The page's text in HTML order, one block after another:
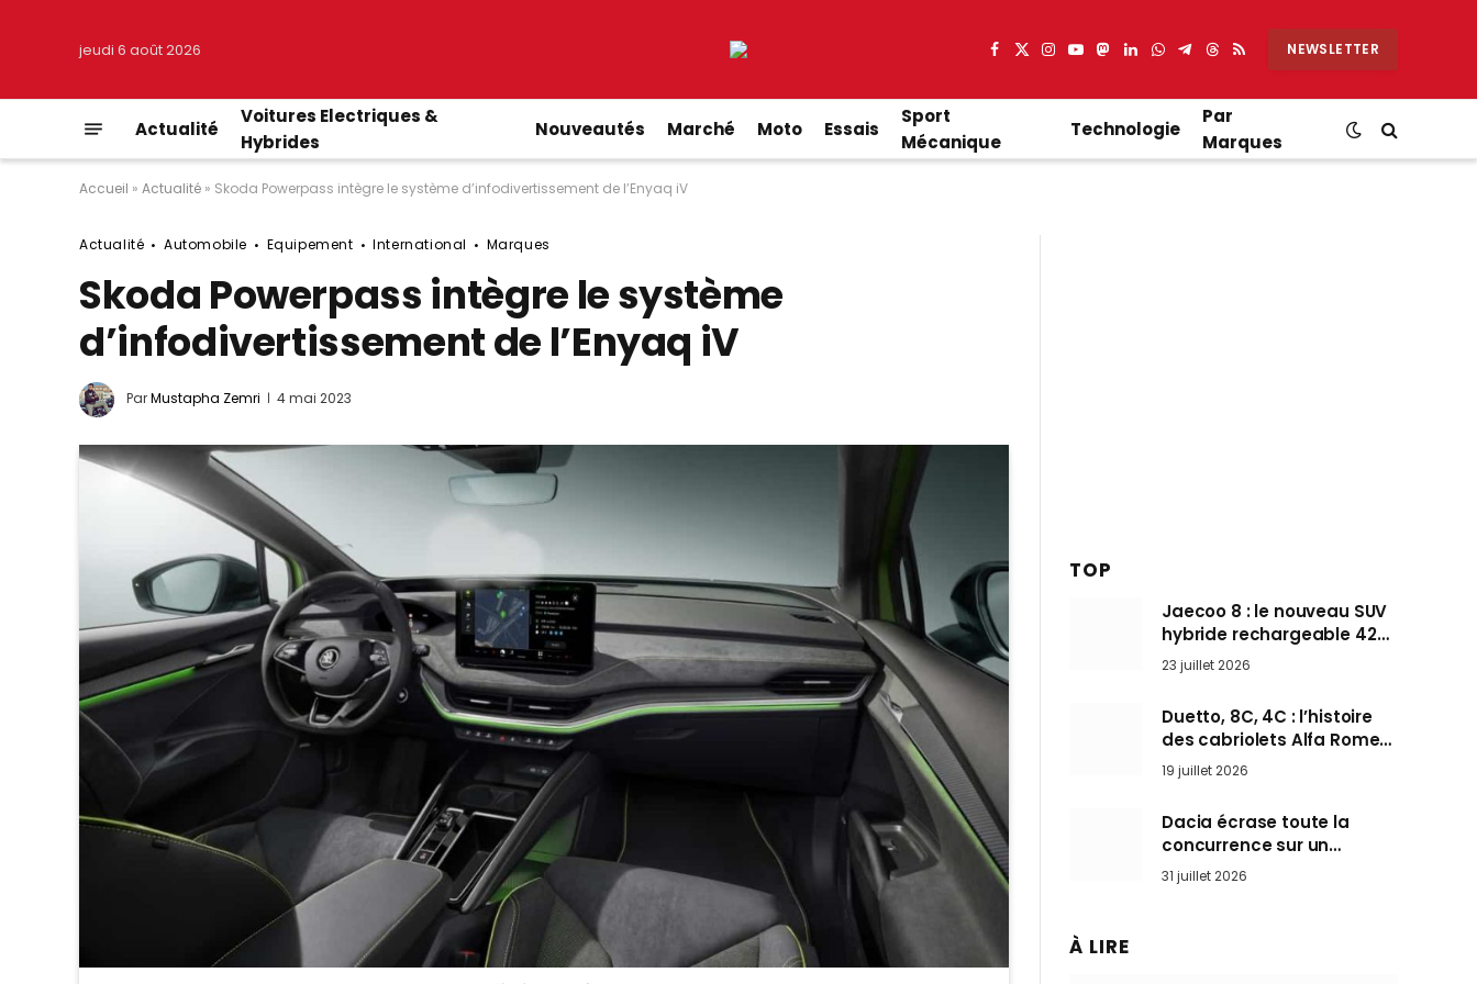
jeudi 6 août 2026 Facebook
X
Instagram
YouTube
Mastodon
LinkedIn
WhatsApp
Partager
Telegram
Threads
RSS NEWSLETTER
Actualité
Voitures Electriques &
Hybrides
Nouveautés Marché Moto Essais
Sport
Mécanique
Technologie
Par
Marques
Accueil » Actualité » Skoda Powerpass intègre le système d’infodivertissement de l’Enyaq iV
Actualité Automobile Equipement International Marques
Skoda Powerpass intègre le système
d’infodivertissement de l’Enyaq iV
ParMustapha Zemri 4 mai 2023
TOP
Jaecoo 8 : le nouveau SUV
hybride rechargeable 428
ch qui vise l’Audi Q7 arrive
en Europe cet automne
23 juillet 2026
Duetto, 8C, 4C : l’histoire
des cabriolets Alfa Romeo,
ces Spider qui ont défini
l’art de rouler cheveux au
vent
19 juillet 2026
Dacia écrase toute la
concurrence sur un
marché où personne ne
l’attendait
31 juillet 2026
À LIRE